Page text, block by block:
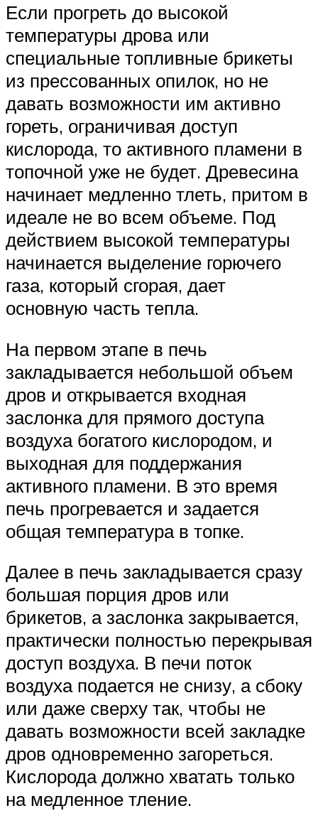
Если прогреть до высокой
температуры дрова или
специальные топливные брикеты
из прессованных опилок, но не
давать возможности им активно
гореть, ограничивая доступ
кислорода, то активного пламени в
топочной уже не будет. Древесина
начинает медленно тлеть, притом в
идеале не во всем объеме. Под
действием высокой температуры
начинается выделение горючего
газа, который сгорая, дает
основную часть тепла.
На первом этапе в печь
закладывается небольшой объем
дров и открывается входная
заслонка для прямого доступа
воздуха богатого кислородом, и
выходная для поддержания
активного пламени. В это время
печь прогревается и задается
общая температура в топке.
Далее в печь закладывается сразу
большая порция дров или
брикетов, а заслонка закрывается,
практически полностью перекрывая
доступ воздуха. В печи поток
воздуха подается не снизу, а сбоку
или даже сверху так, чтобы не
давать возможности всей закладке
дров одновременно загореться.
Кислорода должно хватать только
на медленное тление.